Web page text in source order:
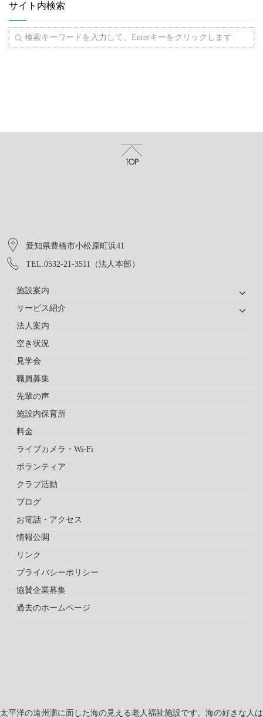
サイト内検索
愛知県豊橋市小松原町浜41
TEL.0532-21-3511（法人本部）
施設案内
サービス紹介
法人案内
空き状況
見学会
職員募集
先輩の声
施設内保育所
料金
ライブカメラ・Wi-Fi
ボランティア
クラブ活動
ブログ
お電話・アクセス
情報公開
リンク
プライバシーポリシー
協賛企業募集
過去のホームページ
太平洋の遠州灘に面した海の見える老人福祉施設です。海の好きな人は